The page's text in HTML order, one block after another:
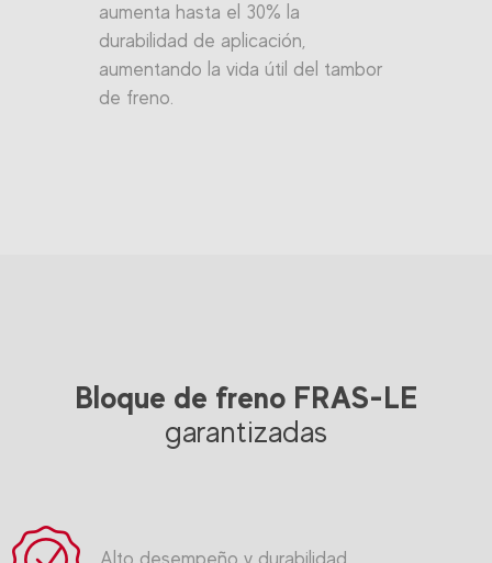
aumenta hasta el 30% la
durabilidad de aplicación,
aumentando la vida útil del tambor
de freno.
Bloque de freno FRAS-LE
garantizadas
Alto desempeño y durabilidad